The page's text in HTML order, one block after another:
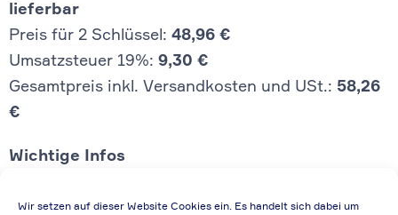
Wir setzen auf dieser Website Cookies ein. Es handelt sich dabei um
lieferbar
Preis für 2 Schlüssel: 48,96 €
Umsatzsteuer 19%: 9,30 €
Gesamtpreis inkl. Versandkosten und USt.: 58,26
€
Wichtige Infos
Die Preisangabe gilt auch für